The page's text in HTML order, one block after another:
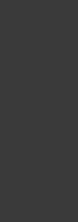
عن
ظرف من
قباطنة
القوارب
أو
تُرسل لنا